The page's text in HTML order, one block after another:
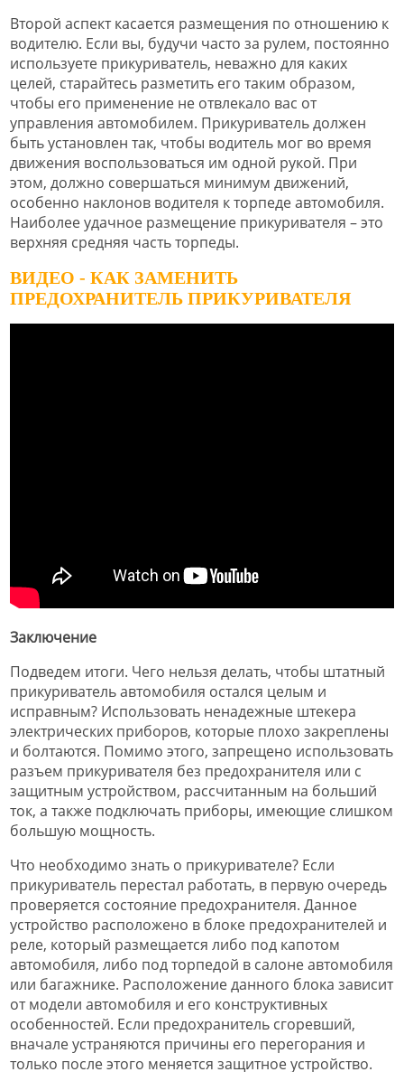
Второй аспект касается размещения по отношению к
водителю. Если вы, будучи часто за рулем, постоянно
используете прикуриватель, неважно для каких
целей, старайтесь разметить его таким образом,
чтобы его применение не отвлекало вас от
управления автомобилем. Прикуриватель должен
быть установлен так, чтобы водитель мог во время
движения воспользоваться им одной рукой. При
этом, должно совершаться минимум движений,
особенно наклонов водителя к торпеде автомобиля.
Наиболее удачное размещение прикуривателя – это
верхняя средняя часть торпеды.
ВИДЕО - КАК ЗАМЕНИТЬ
ПРЕДОХРАНИТЕЛЬ ПРИКУРИВАТЕЛЯ
Заключение
Подведем итоги. Чего нельзя делать, чтобы штатный
прикуриватель автомобиля остался целым и
исправным? Использовать ненадежные штекера
электрических приборов, которые плохо закреплены
и болтаются. Помимо этого, запрещено использовать
разъем прикуривателя без предохранителя или с
защитным устройством, рассчитанным на больший
ток, а также подключать приборы, имеющие слишком
большую мощность.
Что необходимо знать о прикуривателе? Если
прикуриватель перестал работать, в первую очередь
проверяется состояние предохранителя. Данное
устройство расположено в блоке предохранителей и
реле, который размещается либо под капотом
автомобиля, либо под торпедой в салоне автомобиля
или багажнике. Расположение данного блока зависит
от модели автомобиля и его конструктивных
особенностей. Если предохранитель сгоревший,
вначале устраняются причины его перегорания и
только после этого меняется защитное устройство.